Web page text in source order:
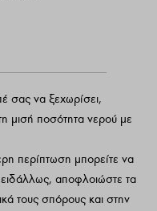
σας να ξεχωρίσει,
μισή ποσότητα νερού με
περίπτωση μπορείτε να
αποφλοιώστε τα
τους σπόρους και στην